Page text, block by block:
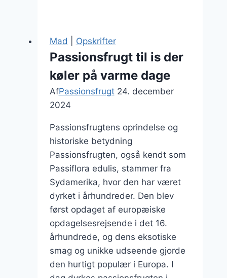
perfekte
morgenmad
Mad Opskrifter
Passionsfrugt til is der
køler på varme dage
AfPassionsfrugt 24. december
2024
Passionsfrugtens oprindelse og
historiske betydning
Passionsfrugten, også kendt som
Passiflora edulis, stammer fra
Sydamerika, hvor den har været
dyrket i århundreder. Den blev
først opdaget af europæiske
opdagelsesrejsende i det 16.
århundrede, og dens eksotiske
smag og unikke udseende gjorde
den hurtigt populær i Europa. I